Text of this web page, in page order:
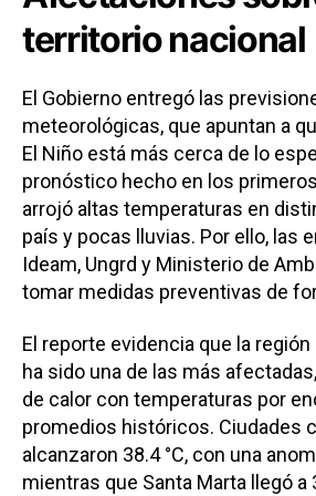
territorio nacional
El Gobierno entregó las
meteorológicas, que apuntan a
El Niño está más cerca de lo
pronóstico hecho en los
arrojó altas temperaturas en
país y pocas lluvias. Por ello, las
Ideam, Ungrd y Ministerio de
tomar medidas preventivas de
El reporte evidencia que la
ha sido una de las más
de calor con temperaturas por
promedios históricos. Ciudades
alcanzaron 38.4 °C, con una
mientras que Santa Marta llegó a